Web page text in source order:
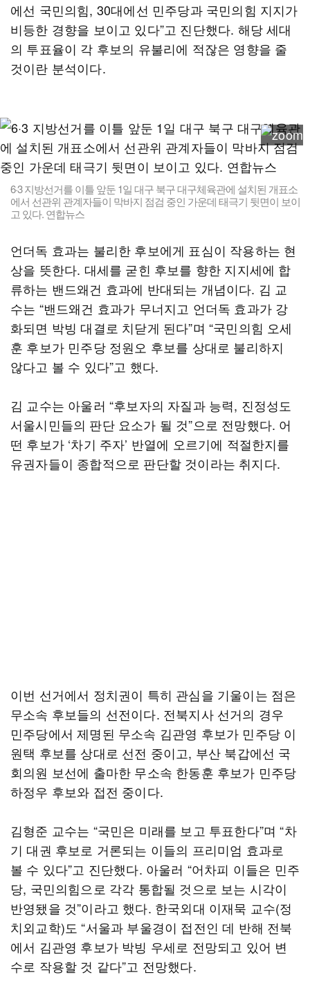
에선 국민의힘, 30대에선 민주당과 국민의힘 지지가
비등한 경향을 보이고 있다”고 진단했다. 해당 세대
의 투표율이 각 후보의 유불리에 적잖은 영향을 줄
것이란 분석이다.
6·3 지방선거를 이틀 앞둔 1일 대구 북구 대구체육관에 설치된 개표소
에서 선관위 관계자들이 막바지 점검 중인 가운데 태극기 뒷면이 보이
고 있다. 연합뉴스
언더독 효과는 불리한 후보에게 표심이 작용하는 현
상을 뜻한다. 대세를 굳힌 후보를 향한 지지세에 합
류하는 밴드왜건 효과에 반대되는 개념이다. 김 교
수는 “밴드왜건 효과가 무너지고 언더독 효과가 강
화되면 박빙 대결로 치닫게 된다”며 “국민의힘 오세
훈 후보가 민주당 정원오 후보를 상대로 불리하지
않다고 볼 수 있다”고 했다.
김 교수는 아울러 “후보자의 자질과 능력, 진정성도
서울시민들의 판단 요소가 될 것”으로 전망했다. 어
떤 후보가 ‘차기 주자’ 반열에 오르기에 적절한지를
유권자들이 종합적으로 판단할 것이라는 취지다.
이번 선거에서 정치권이 특히 관심을 기울이는 점은
무소속 후보들의 선전이다. 전북지사 선거의 경우
민주당에서 제명된 무소속 김관영 후보가 민주당 이
원택 후보를 상대로 선전 중이고, 부산 북갑에선 국
회의원 보선에 출마한 무소속 한동훈 후보가 민주당
하정우 후보와 접전 중이다.
김형준 교수는 “국민은 미래를 보고 투표한다”며 “차
기 대권 후보로 거론되는 이들의 프리미엄 효과로
볼 수 있다”고 진단했다. 아울러 “어차피 이들은 민주
당, 국민의힘으로 각각 통합될 것으로 보는 시각이
반영됐을 것”이라고 했다. 한국외대 이재묵 교수(정
치외교학)도 “서울과 부울경이 접전인 데 반해 전북
에서 김관영 후보가 박빙 우세로 전망되고 있어 변
수로 작용할 것 같다”고 전망했다.